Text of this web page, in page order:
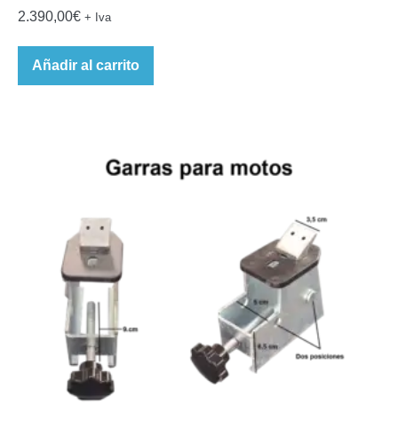
2.390,00€ + Iva
Añadir al carrito